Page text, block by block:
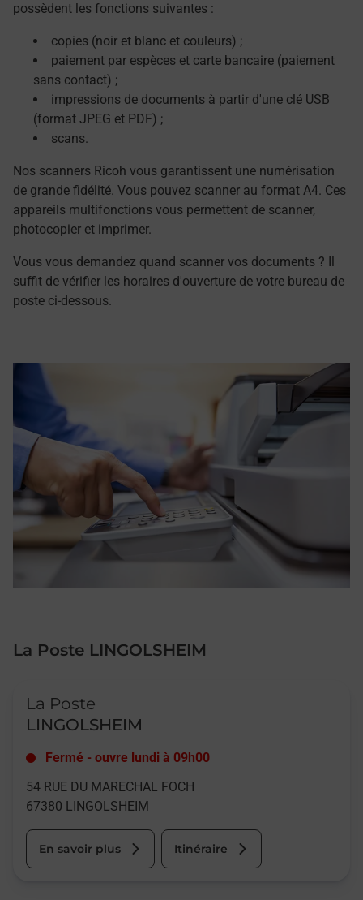
possèdent les fonctions suivantes :
copies (noir et blanc et couleurs) ;
paiement par espèces et carte bancaire (paiement
sans contact) ;
impressions de documents à partir d'une clé USB
(format JPEG et PDF) ;
scans.
Nos scanners Ricoh vous garantissent une numérisation
de grande fidélité. Vous pouvez scanner au format A4. Ces
appareils multifonctions vous permettent de scanner,
photocopier et imprimer.
Vous vous demandez quand scanner vos documents ? Il
suffit de vérifier les horaires d'ouverture de votre bureau de
poste ci-dessous.
La Poste LINGOLSHEIM
La Poste
LINGOLSHEIM
Fermé - ouvre lundi à 09h00
54 RUE DU MARECHAL FOCH
67380 LINGOLSHEIM
En savoir plus Itinéraire